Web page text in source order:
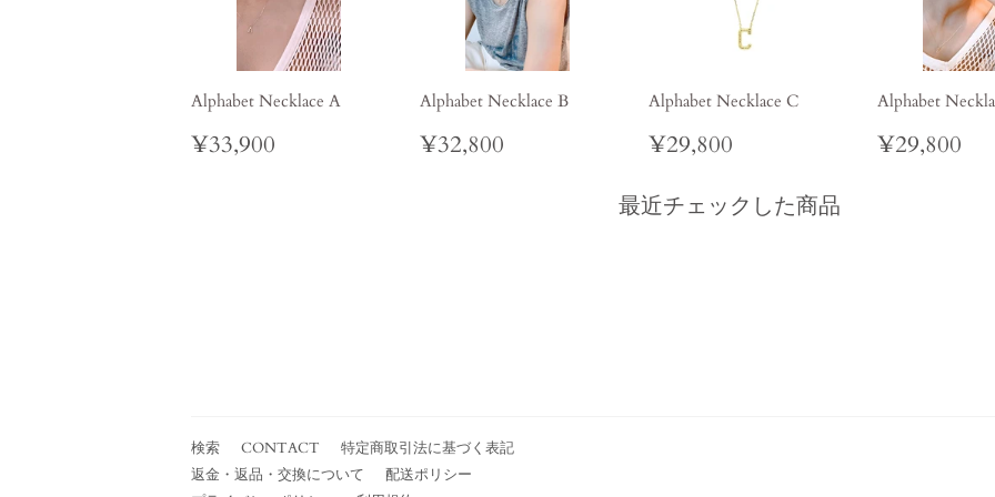
Alphabet Necklace A
Regular
price
¥33,900
Alphabet Necklace B
Regular
price
¥32,800
Alphabet Necklace C
Regular
price
¥29,800
Alphabet
Regular
price
¥29,800
最近チェックした商品
検索 CONTACT
特定商取引法に基づく表記
返金・返品・交換について
配送ポリシー